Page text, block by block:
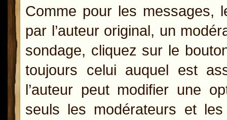
Comme pour les messages,
par l’auteur original, un
sondage, cliquez sur le
toujours celui auquel est
l’auteur peut modifier une
seuls les modérateurs et